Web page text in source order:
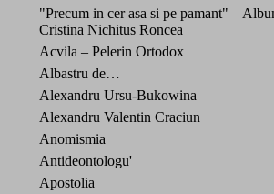
"Precum in cer asa si pe pamant" –
Cristina Nichitus Roncea
Acvila – Pelerin Ortodox
Albastru de…
Alexandru Ursu-Bukowina
Alexandru Valentin Craciun
Anomismia
Antideontologu'
Apostolia